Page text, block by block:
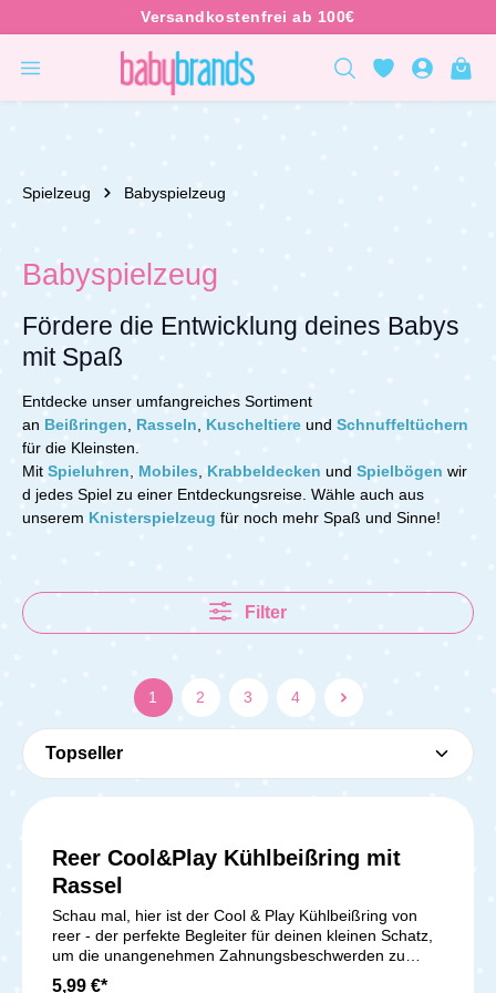
Spielzeug Babyspielzeug
Babyspielzeug
Fördere die Entwicklung deines Babys
mit Spaß
Entdecke unser umfangreiches Sortiment
an Beißringen Rasseln Kuscheltiere und Schnuffeltüchern
für die Kleinsten.
Mit Spieluhren Mobiles Krabbeldecken und Spielbögen wir
d jedes Spiel zu einer Entdeckungsreise. Wähle auch aus
unserem Knisterspielzeug für noch mehr Spaß und Sinne!
Filter
1 2 3 4
Reer Cool&Play Kühlbeißring mit
Rassel
Schau mal, hier ist der Cool & Play Kühlbeißring von
reer - der perfekte Begleiter für deinen kleinen Schatz,
um die unangenehmen Zahnungsbeschwerden zu
lindern und das Zahnfleisch sanft zu massieren. Dieser
5,99 €*